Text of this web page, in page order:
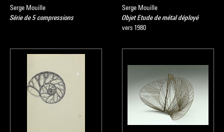
Serge Mouille
Série de 5 compressions
Serge Mouille
Objet Etude de métal déployé
vers 1980